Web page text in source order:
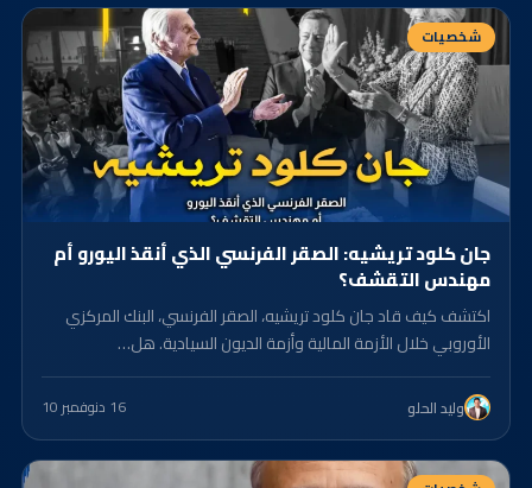
شخصيات
جان كلود تريشيه: الصقر الفرنسي الذي أنقذ اليورو أم
مهندس التقشف؟
اكتشف كيف قاد جان كلود تريشيه، الصقر الفرنسي، البنك المركزي
الأوروبي خلال الأزمة المالية وأزمة الديون السيادية. هل…
وليد الحلو 16 د نوفمبر 10